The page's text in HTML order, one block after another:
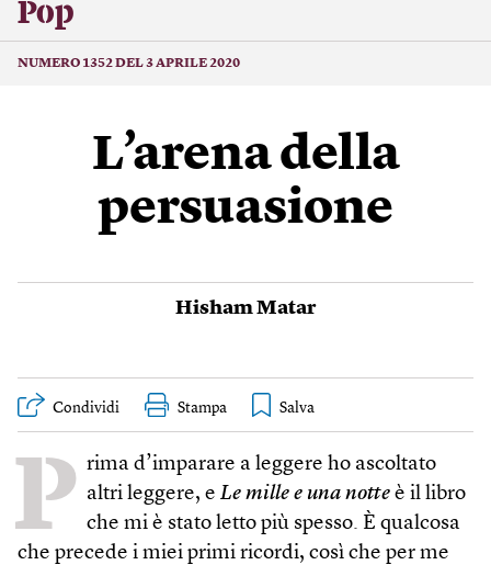
Pop
NUMERO 1352 DEL 3 APRILE 2020
L’arena della
persuasione
Hisham Matar
Condividi Stampa
P rima d’imparare a leggere ho ascoltato
altri leggere, e Le mille e una notte è il libro
che mi è stato letto più spesso. È qualcosa
che precede i miei primi ricordi, così che per me